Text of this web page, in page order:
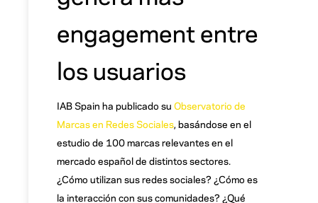
engagement entre
los usuarios
IAB Spain ha publicado su Observatorio de
Marcas en Redes Sociales, basándose en el
estudio de 100 marcas relevantes en el
mercado español de distintos sectores.
¿Cómo utilizan sus redes sociales? ¿Cómo es
la interacción con sus comunidades? ¿Qué